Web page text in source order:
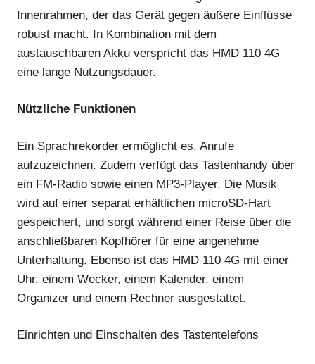
Innenrahmen, der das Gerät gegen äußere Einflüsse
robust macht. In Kombination mit dem
austauschbaren Akku verspricht das HMD 110 4G
eine lange Nutzungsdauer.
Nützliche Funktionen
Ein Sprachrekorder ermöglicht es, Anrufe
aufzuzeichnen. Zudem verfügt das Tastenhandy über
ein FM-Radio sowie einen MP3-Player. Die Musik
wird auf einer separat erhältlichen microSD-Hart
gespeichert, und sorgt während einer Reise über die
anschließbaren Kopfhörer für eine angenehme
Unterhaltung. Ebenso ist das HMD 110 4G mit einer
Uhr, einem Wecker, einem Kalender, einem
Organizer und einem Rechner ausgestattet.
Einrichten und Einschalten des Tastentelefons